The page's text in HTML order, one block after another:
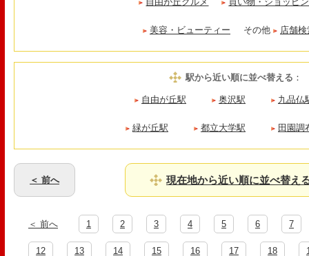
美容・ビューティー その他 店舗
駅から近い順に並べ替える ：
自由が丘駅 奥沢駅 九品仏
緑が丘駅 都立大学駅 田園調
＜ 前へ 現在地から近い順に並べ替え
＜ 前へ 1 2 3 4 5 6 7
12 13 14 15 16 17 18